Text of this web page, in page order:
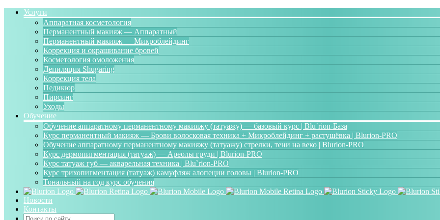
Услуги
Аппаратная косметология
Перманентный макияж — Аппаратный
Перманентный макияж — Микроблейдинг
Коррекция и окрашивание бровей
Косметология омоложения
Депиляция Shugaring
Коррекция тела
Педикюр
Пирсинг
Уходы
Обучение
Обучение аппаратному перманентному макияжу (татуажу) — базовый курс | Blu`rion-База
Курс перманентный макияж — Брови волосковая техника + Микроблейдинг + растушёвка | Blurion-PRO
Обучение аппаратному перманентному макияжу (татуажу) стрелки, тени на веко | Blurion-PRO
Курс дермопигментация (татуаж) — Ареолы груди | Blurion-PRO
Курс татуаж губ — акварельная техника | Blu`rion-PRO
Курс трихопигментация (татуаж) камуфляж алопеции головы | Blurion-PRO
Тональный на год курс обучения
Новости
Контакты